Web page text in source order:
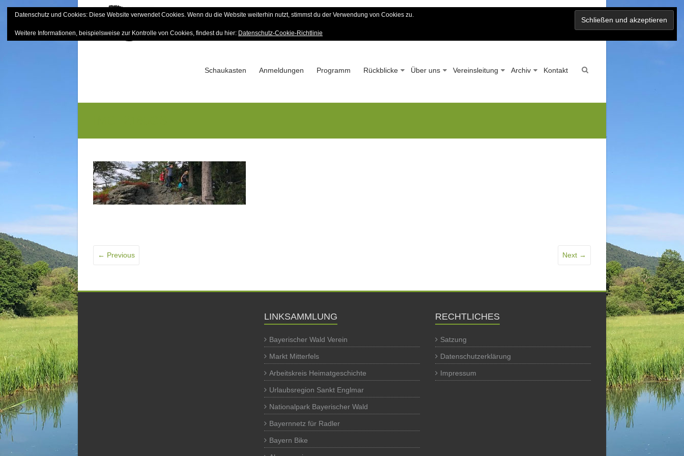
to
Bayerischer Wald-Verein
Sektion Mitterfels e.V. – Seit 1963
Schaukasten Anmeldungen Programm Rückblicke Über uns Vereinsleitung Archiv Kontakt
← Previous Next →
LINKSAMMLUNG
Bayerischer Wald Verein
Markt Mitterfels
Arbeitskreis Heimatgeschichte
Urlaubsregion Sankt Englmar
Nationalpark Bayerischer Wald
Bayernnetz für Radler
Bayern Bike
RECHTLICHES
Satzung
Datenschutzerklärung
Impressum
Datenschutz und Cookies: Diese Website verwendet Cookies. Wenn du die Website weiterhin nutzt, stimmst du der Verwendung von Cookies zu.
Weitere Informationen, beispielsweise zur Kontrolle von Cookies, findest du hier: Datenschutz-Cookie-Richtlinie